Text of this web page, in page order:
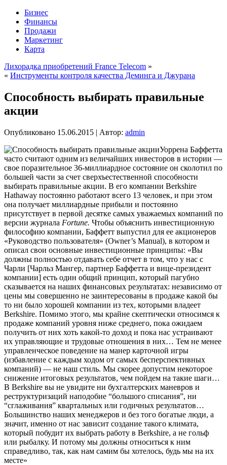
Бизнес
Финансы
Продажи
Маркетинг
Карта
Лихорадка приобретений France Telecom »
« Инструменты контроля качества Деминга и Джурана
Способность выбирать правильные
акции
Опубликовано 15.06.2015 | Автор: admin
Уоррена Баффетта
часто считают одним из величайших инвесторов в истории —
свое поразительное 36-миллиардное состояние он сколотил по
большей части за счет сверхъестественной способности
выбирать правильные акции. В его компании Berkshire
Hathaway постоянно работают всего 13 человек, и при этом
она получает миллиардные прибыли и постоянно
присутствует в первой десятке самых уважаемых компаний по
версии журнала Fortune. Чтобы объяснить инвестиционную
философию компании, Баффетт выпустил для ее акционеров
«Руководство пользователя» (Owner’s Manual), в котором и
описал свои основные инвестиционные принципы: «Вы
должны полностью отдавать себе отчет в том, что у нас с
Чарли [Чарльз Мангер, партнер Баффетта и вице-президент
компании] есть один общий принцип, который пагубно
сказывается на наших финансовых результатах: независимо от
цены мы совершенно не заинтересованы в продаже какой бы
то ни было хорошей компании из тех, которыми владеет
Berkshire. Помимо этого, мы крайне скептически относимся к
продаже компаний уровня ниже среднего, пока ожидаем
получить от них хоть какой-то доход и пока нас устраивают
их управляющие и трудовые отношения в них… Тем не менее
управленческое поведение на манер карточной игры
(избавление с каждым ходом от самых бесперспективных
компаний) — не наш стиль. Мы скорее допустим некоторое
снижение итоговых результатов, чем пойдем на такие шаги…
В Berkshire вы не увидите ни бухгалтерских маневров и
реструктуризаций наподобие “большого списания”, ни
“сглаживания” квартальных или годичных результатов…
Большинство наших менеджеров и без того богатые люди, а
значит, именно от нас зависит создание такого климата,
который побудит их выбрать работу в Berkshire, а не гольф
или рыбалку. И потому мы должны относиться к ним
справедливо, так, как нам самим бы хотелось, будь мы на их
месте»